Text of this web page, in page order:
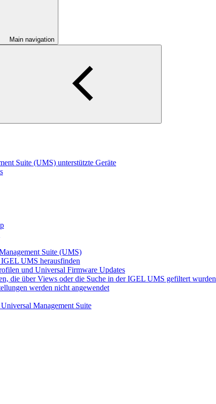
Main navigation
Suite (UMS) unterstützte Geräte
Suite (UMS)
UMS herausfinden
und Universal Firmware Updates
die über Views oder die Suche in der IGEL UMS gefiltert wurden
werden nicht angewendet
Management Suite